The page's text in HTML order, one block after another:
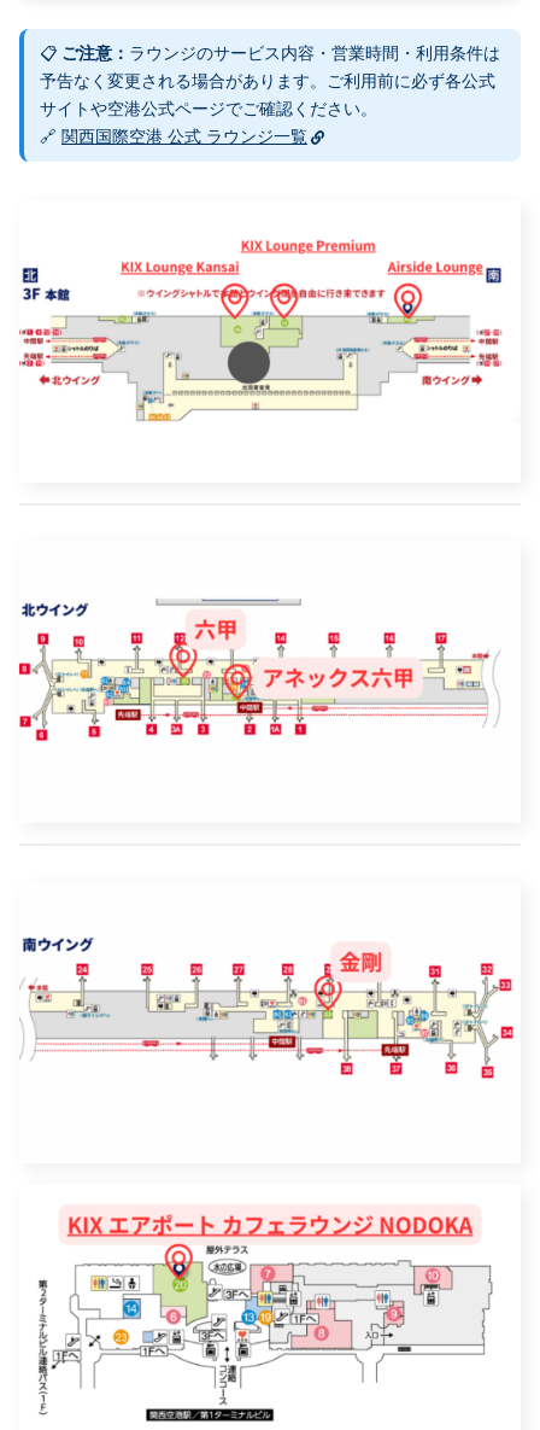
📋 ご注意： ラウンジのサービス内容・営業時間・利用条件は
予告なく変更される場合があります。ご利用前に必ず各公式
サイトや空港公式ページでご確認ください。
🔗 関西国際空港 公式 ラウンジ一覧